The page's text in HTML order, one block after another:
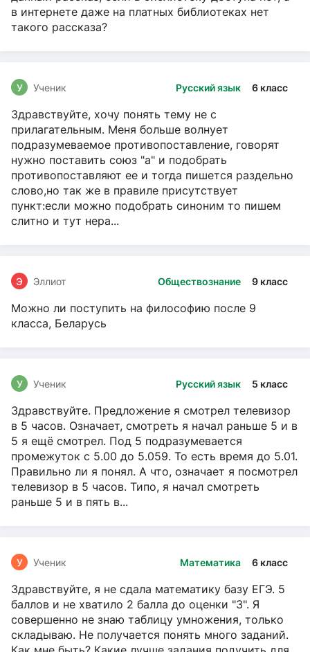
в интернете даже на платных библиотеках нет
такого рассказа?
Русский язык 6 класс
У Ученик
Здравствуйте, хочу понять тему не с
прилагательным. Меня больше волнует
подразумеваемое противопоставление, говорят
нужно поставить союз "а" и подобрать
противопоставляют ее и тогда пишется раздельно
слово,но так же в правиле присутствует
пункт:если можно подобрать синоним то пишем
слитно и тут нера...
Обществознание 9 класс
Э Эллиот
Можно ли поступить на философию после 9
класса, Беларусь
Русский язык 5 класс
У Ученик
Здравствуйте. Предложение я смотрел телевизор
в 5 часов. Означает, смотреть я начал раньше 5 и в
5 я ещё смотрел. Под 5 подразумевается
промежуток с 5.00 до 5.059. То есть время до 5.01.
Правильно ли я понял. А что, означает я посмотрел
телевизор в 5 часов. Типо, я начал смотреть
раньше 5 и в пять в...
Математика 6 класс
У Ученик
Здравствуйте, я не сдала математику базу ЕГЭ. 5
баллов и не хватило 2 балла до оценки "3". Я
совершенно не знаю таблицу умножения, только
складываю. Не получается понять много заданий.